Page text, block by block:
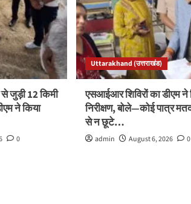
से जुड़ी 12 किमी
ने किया
0
Uttarakhand (उत्तराखंड)
एसआईआर शिविरों का डीएम ने
निरीक्षण, बोले—कोई पात्र
से न छूटे…
admin August 6, 2026 0